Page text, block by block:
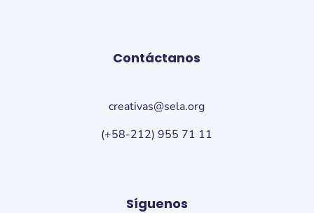
Contáctanos
creativas@sela.org
(+58-212) 955 71 11
Síguenos